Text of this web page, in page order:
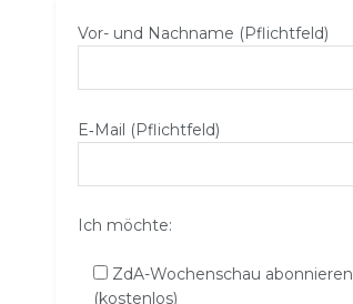
Vor- und Nachname (Pflichtfeld)
E‑Mail (Pflichtfeld)
Ich möchte:
ZdA-Wochenschau abonnieren
(kostenlos)